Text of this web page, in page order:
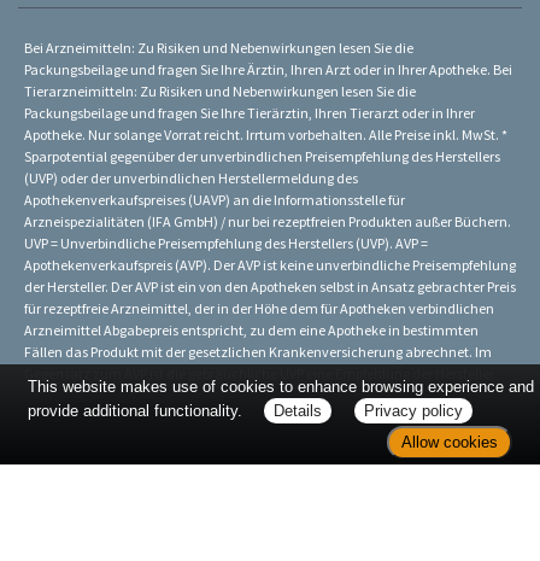
Bei Arzneimitteln: Zu Risiken und Nebenwirkungen lesen Sie die
Packungsbeilage und fragen Sie Ihre Ärztin, Ihren Arzt oder in Ihrer Apotheke. Bei
Tierarzneimitteln: Zu Risiken und Nebenwirkungen lesen Sie die
Packungsbeilage und fragen Sie Ihre Tierärztin, Ihren Tierarzt oder in Ihrer
Apotheke. Nur solange Vorrat reicht. Irrtum vorbehalten. Alle Preise inkl. MwSt. *
Sparpotential gegenüber der unverbindlichen Preisempfehlung des Herstellers
(UVP) oder der unverbindlichen Herstellermeldung des
Apothekenverkaufspreises (UAVP) an die Informationsstelle für
Arzneispezialitäten (IFA GmbH) / nur bei rezeptfreien Produkten außer Büchern.
UVP = Unverbindliche Preisempfehlung des Herstellers (UVP). AVP =
Apothekenverkaufspreis (AVP). Der AVP ist keine unverbindliche Preisempfehlung
der Hersteller. Der AVP ist ein von den Apotheken selbst in Ansatz gebrachter Preis
für rezeptfreie Arzneimittel, der in der Höhe dem für Apotheken verbindlichen
Arzneimittel Abgabepreis entspricht, zu dem eine Apotheke in bestimmten
Fällen das Produkt mit der gesetzlichen Krankenversicherung abrechnet. Im
This website makes use of cookies to enhance browsing experience and
provide additional functionality.
Details
Privacy policy
Allow cookies